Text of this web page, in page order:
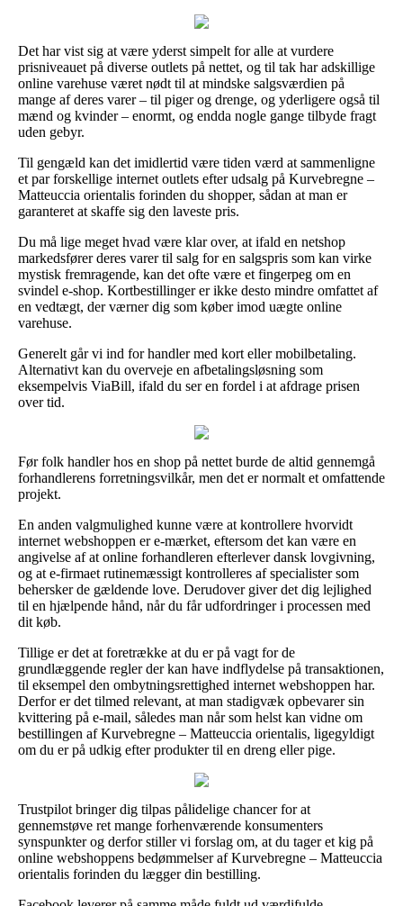
Det har vist sig at være yderst simpelt for alle at vurdere
prisniveauet på diverse outlets på nettet, og til tak har adskillige
online varehuse været nødt til at mindske salgsværdien på
mange af deres varer – til piger og drenge, og yderligere også til
mænd og kvinder – enormt, og endda nogle gange tilbyde fragt
uden gebyr.
Til gengæld kan det imidlertid være tiden værd at sammenligne
et par forskellige internet outlets efter udsalg på Kurvebregne –
Matteuccia orientalis forinden du shopper, sådan at man er
garanteret at skaffe sig den laveste pris.
Du må lige meget hvad være klar over, at ifald en netshop
markedsfører deres varer til salg for en salgspris som kan virke
mystisk fremragende, kan det ofte være et fingerpeg om en
svindel e-shop. Kortbestillinger er ikke desto mindre omfattet af
en vedtægt, der værner dig som køber imod uægte online
varehuse.
Generelt går vi ind for handler med kort eller mobilbetaling.
Alternativt kan du overveje en afbetalingsløsning som
eksempelvis ViaBill, ifald du ser en fordel i at afdrage prisen
over tid.
Før folk handler hos en shop på nettet burde de altid gennemgå
forhandlerens forretningsvilkår, men det er normalt et omfattende
projekt.
En anden valgmulighed kunne være at kontrollere hvorvidt
internet webshoppen er e-mærket, eftersom det kan være en
angivelse af at online forhandleren efterlever dansk lovgivning,
og at e-firmaet rutinemæssigt kontrolleres af specialister som
behersker de gældende love. Derudover giver det dig lejlighed
til en hjælpende hånd, når du får udfordringer i processen med
dit køb.
Tillige er det at foretrække at du er på vagt for de
grundlæggende regler der kan have indflydelse på transaktionen,
til eksempel den ombytningsrettighed internet webshoppen har.
Derfor er det tilmed relevant, at man stadigvæk opbevarer sin
kvittering på e-mail, således man når som helst kan vidne om
bestillingen af Kurvebregne – Matteuccia orientalis, ligegyldigt
om du er på udkig efter produkter til en dreng eller pige.
Trustpilot bringer dig tilpas pålidelige chancer for at
gennemstøve ret mange forhenværende konsumenters
synspunkter og derfor stiller vi forslag om, at du tager et kig på
online webshoppens bedømmelser af Kurvebregne – Matteuccia
orientalis forinden du lægger din bestilling.